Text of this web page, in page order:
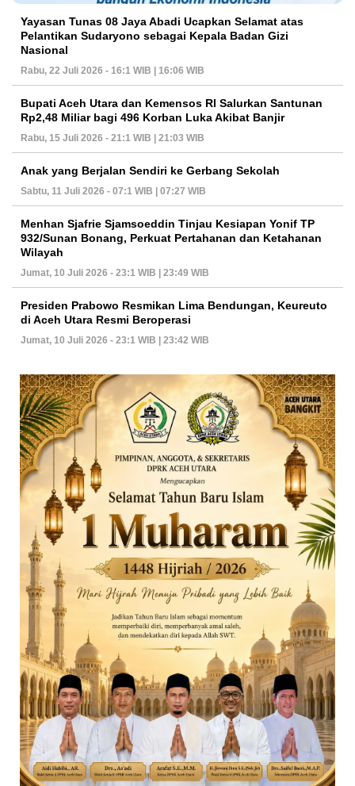
Yayasan Tunas 08 Jaya Abadi Ucapkan Selamat atas
Pelantikan Sudaryono sebagai Kepala Badan Gizi
Nasional
Rabu, 22 Juli 2026 - 16:1 WIB | 16:06 WIB
Bupati Aceh Utara dan Kemensos RI Salurkan Santunan
Rp2,48 Miliar bagi 496 Korban Luka Akibat Banjir
Rabu, 15 Juli 2026 - 21:1 WIB | 21:03 WIB
Anak yang Berjalan Sendiri ke Gerbang Sekolah
Sabtu, 11 Juli 2026 - 07:1 WIB | 07:27 WIB
Menhan Sjafrie Sjamsoeddin Tinjau Kesiapan Yonif TP
932/Sunan Bonang, Perkuat Pertahanan dan Ketahanan
Wilayah
Jumat, 10 Juli 2026 - 23:1 WIB | 23:49 WIB
Presiden Prabowo Resmikan Lima Bendungan, Keureuto
di Aceh Utara Resmi Beroperasi
Jumat, 10 Juli 2026 - 23:1 WIB | 23:42 WIB